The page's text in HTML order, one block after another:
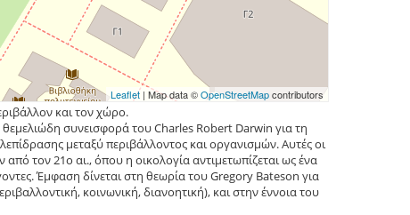
Leaflet| Map data ©OpenStreetMapcontributors
και τον χώρο.
συνεισφορά του Charles Robert Darwin για τη
μεταξύ περιβάλλοντος και οργανισμών. Αυτές οι
από τον 21ο αι., όπου η οικολογία αντιμετωπίζεται ως ένα
Έμφαση δίνεται στη θεωρία του Gregory Bateson για
κοινωνική, διανοητική), και στην έννοια του